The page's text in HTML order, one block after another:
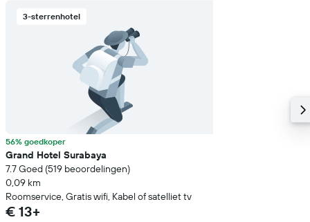
3-sterrenhotel
56% goedkoper
Grand Hotel Surabaya
7.7 Goed (519 beoordelingen)
0,09 km
Roomservice, Gratis wifi, Kabel of satelliet tv
€ 13+